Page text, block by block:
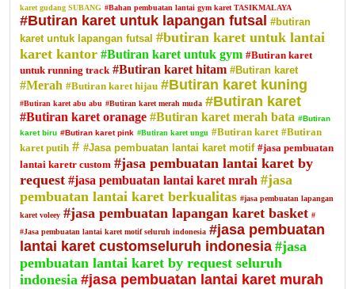
karet gudang SUBANG #Bahan pembuatan lantai gym karet TASIKMALAYA
#Butiran karet untuk lapangan futsal #butiran
karet untuk lapangan futsal #butiran karet untuk lantai
karet kantor #Butiran karet untuk gym #Butiran karet
untuk running track #Butiran karet hitam #Butiran karet
#Merah #Butiran karet hijau #Butiran karet kuning
#Butiran karet abu abu #Butiran karet merah muda #Butiran karet
#Butiran karet oranage #Butiran karet merah bata #Butiran
karet biru #Butiran karet pink #Butiran karet ungu #Butiran karet #Butiran
karet putih # #Jasa pembuatan lantai karet motif #jasa pembuatan
lantai karetr custom #jasa pembuatan lantai karet by
request #jasa pembuatan lantai karet mrah #jasa
pembuatan lantai karet berkualitas #jasa pembuatan lapangan
karet voleey #jasa pembuatan lapangan karet basket #
#Jasa pembuatan lantai karet motif seluruh indonesia #jasa pembuatan
lantai karet customseluruh indonesia #jasa
pembuatan lantai karet by request seluruh
indonesia #jasa pembuatan lantai karet murah